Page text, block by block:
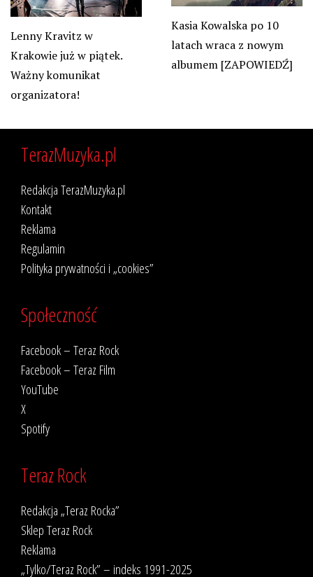
Lenny Kravitz w
Krakowie już w piątek.
Ważny komunikat
organizatora!
Kasia Kowalska po 10
latach wraca z nowym
albumem [ZAPOWIEDŹ]
TerazMuzyka.pl
Redakcja TerazMuzyka.pl
Kontakt
Reklama
Regulamin
Polityka prywatności i „cookies”
Społeczność
Facebook – Teraz Rock
Facebook – Teraz Film
YouTube
X
Spotify
Teraz Rock
Redakcja „Teraz Rocka”
Sklep Teraz Rock
Reklama
„Tylko/Teraz Rock” – indeks 1991-2025